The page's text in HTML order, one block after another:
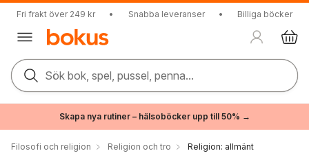
Fri frakt över 249 kr • Snabba leveranser • Billiga böcker
Sök bok, spel, pussel, penna...
Skapa nya rutiner – hälsoböcker upp till 50% →
Filosofi och religion Religion och tro Religion: allmänt